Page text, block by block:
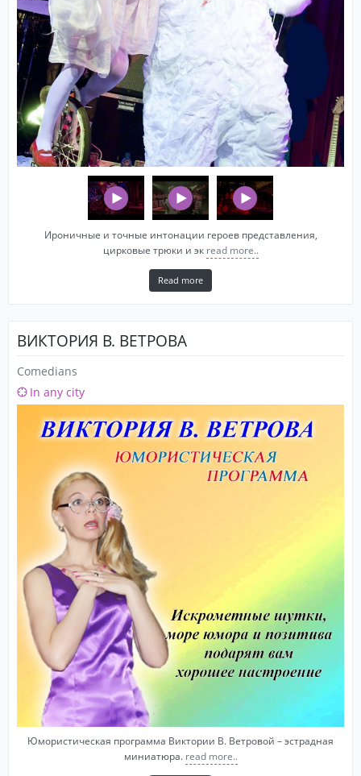
Ироничные и точные интонации героев представления,
цирковые трюки и эк read more..
Read more
ВИКТОРИЯ В. ВЕТРОВА
Comedians
In any city
Юмористическая программа Виктории В. Ветровой – эстрадная
миниатюра. read more..